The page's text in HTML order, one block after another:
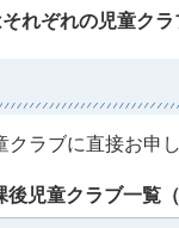
れぞれの児童クラ
ラブに直接お申
児童クラブ一覧